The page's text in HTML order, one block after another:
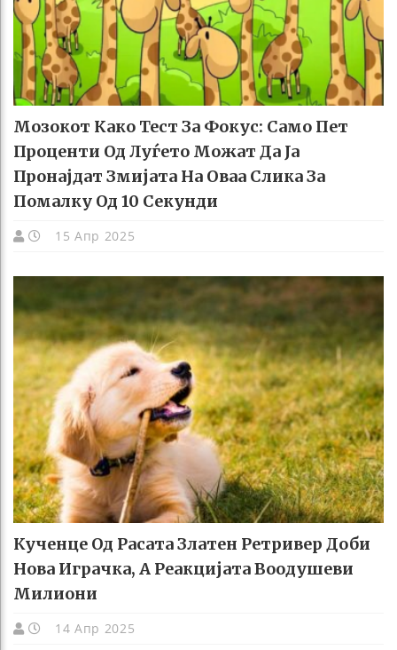
Мозокот Како Тест За Фокус: Само Пет
Проценти Од Луѓето Можат Да Ја
Пронајдат Змијата На Оваа Слика За
Помалку Од 10 Секунди
15 Апр 2025
Кученце Од Расата Златен Ретривер Доби
Нова Играчка, А Реакцијата Воодушеви
Милиони
14 Апр 2025